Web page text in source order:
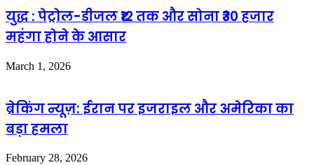
युद्ध : पेट्रोल-डीजल ₹12 तक और सोना ₹30 हजार
महंगा होने के आसार
March 1, 2026
ब्रेकिंग न्यूज़: ईरान पर इजराइल और अमेरिका का
बड़ा हमला
February 28, 2026